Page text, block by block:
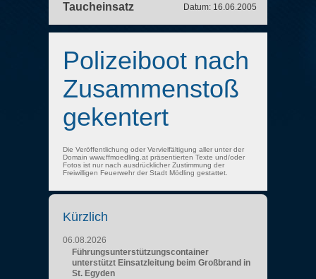
Taucheinsatz Datum: 16.06.2005
Polizeiboot nach
Zusammenstoß
gekentert
Die Veröffentlichung oder Vervielfältigung aller unter der
Domain www.ffmoedling.at präsentierten Texte und/oder
Fotos ist nur nach ausdrücklicher Zustimmung der
Freiwilligen Feuerwehr der Stadt Mödling gestattet.
Kürzlich
06.08.2026
Führungsunterstützungscontainer
unterstützt Einsatzleitung beim Großbrand in
St. Egyden